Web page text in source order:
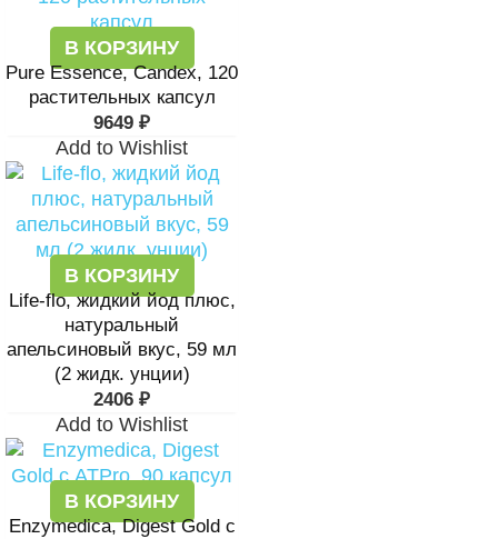
В КОРЗИНУ
Pure Essence, Candex, 120
растительных капсул
9649 ₽
Add to Wishlist
В КОРЗИНУ
Life-flo, жидкий йод плюс,
натуральный
апельсиновый вкус, 59 мл
(2 жидк. унции)
2406 ₽
Add to Wishlist
В КОРЗИНУ
Enzymedica, Digest Gold с